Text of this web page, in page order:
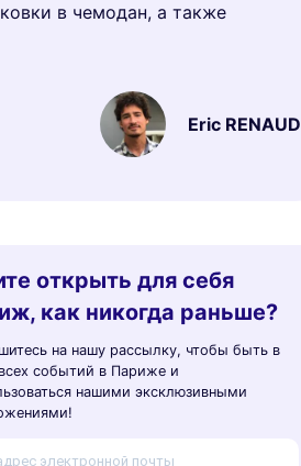
в чемодан, а также
Eric RENAUD
открыть для себя
как никогда раньше?
на нашу рассылку, чтобы быть в
событий в Париже и
нашими эксклюзивными